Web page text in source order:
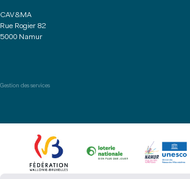
CAV&MA
Rue Rogier 82
5000 Namur
Gestion des services